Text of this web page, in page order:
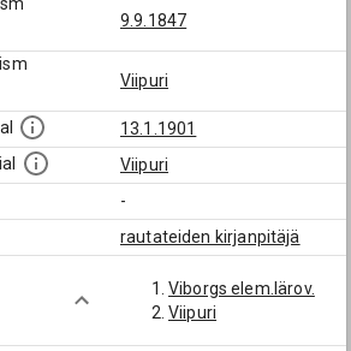
9.9.1847
Viipuri
13.1.1901
Viipuri
-
rautateiden kirjanpitäjä
Viborgs elem.lärov.
Viipuri